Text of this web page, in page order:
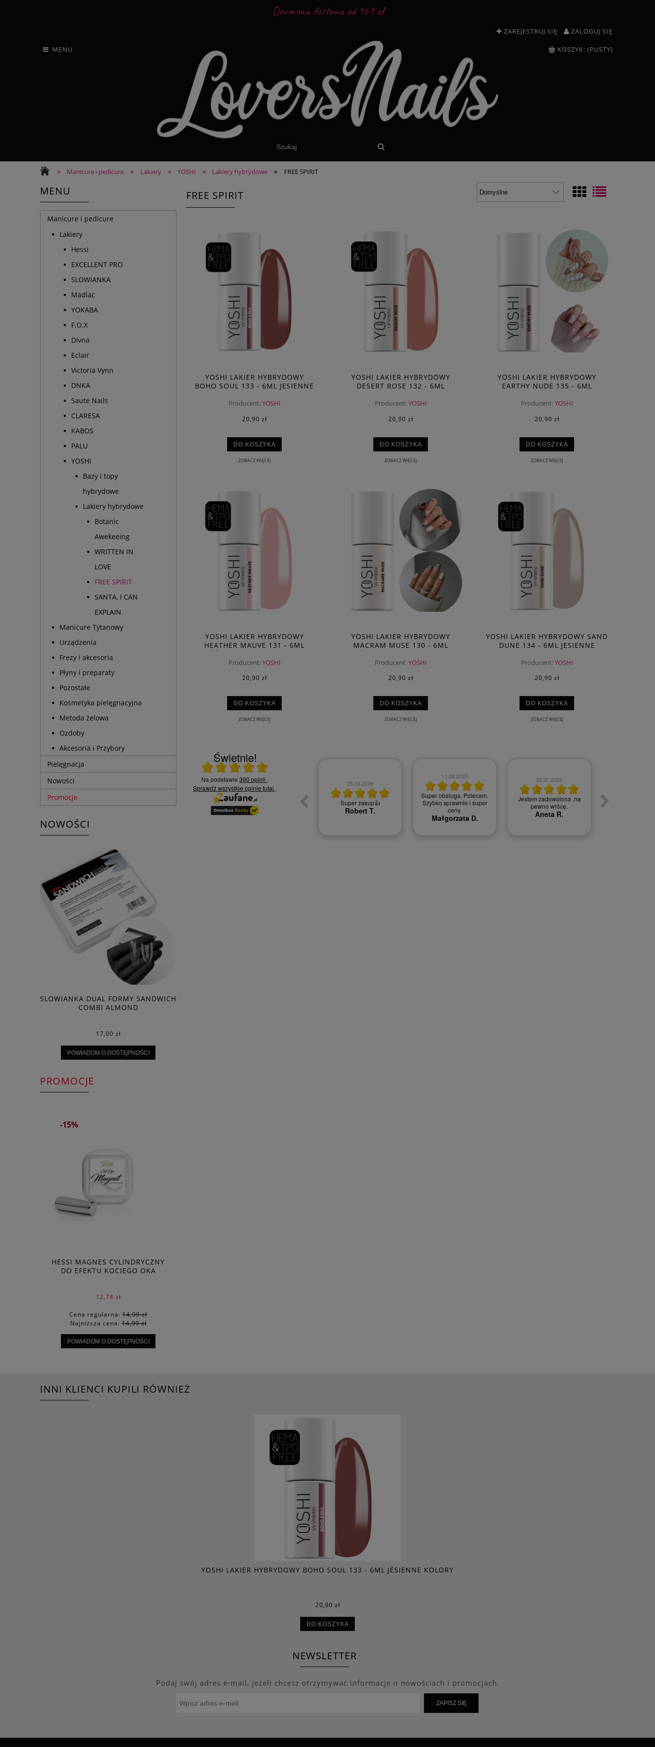
Darmowa dostawa od 169 zł
ZAREJESTRUJ SIĘ ZALOGUJ SIĘ
MENU KOSZYK: (PUSTY)
» Manicure i pedicure » Lakiery » YOSHI » Lakiery hybrydowe » FREE SPIRIT
MENU
Manicure i pedicure
Lakiery
Hessi
EXCELLENT PRO
SLOWIANKA
Madlac
YOKABA
F.O.X
Divna
Eclair
Victoria Vynn
DNKA
Saute Nails
CLARESA
KABOS
PALU
YOSHI
Bazy i topy
hybrydowe
Lakiery hybrydowe
Botanic
Awekeeing
WRITTEN IN
LOVE
FREE SPIRIT
SANTA, I CAN
EXPLAIN
Manicure Tytanowy
Urządzenia
Frezy i akcesoria
Płyny i preparaty
Pozostałe
Kosmetyka pielęgnacyjna
Metoda żelowa
Ozdoby
Akcesoria i Przybory
Pielęgnacja
Nowości
Promocje
NOWOŚCI
SLOWIANKA DUAL FORMY SANDWICH
COMBI ALMOND
17,00 zł
POWIADOM O DOSTĘPNOŚCI
PROMOCJE
-15%
HESSI MAGNES CYLINDRYCZNY
DO EFEKTU KOCIEGO OKA
12,74 zł
Cena regularna: 14,99 zł
Najniższa cena:14,99 zł
POWIADOM O DOSTĘPNOŚCI
FREE SPIRIT
YOSHI LAKIER HYBRYDOWY
BOHO SOUL 133 - 6ML JESIENNE
Producent:YOSHI
20,90 zł
DO KOSZYKA
ZOBACZ WIĘCEJ
YOSHI LAKIER HYBRYDOWY
DESERT ROSE 132 - 6ML
Producent:YOSHI
20,90 zł
DO KOSZYKA
ZOBACZ WIĘCEJ
YOSHI LAKIER HYBRYDOWY
EARTHY NUDE 135 - 6ML
Producent:YOSHI
20,90 zł
DO KOSZYKA
ZOBACZ WIĘCEJ
YOSHI LAKIER HYBRYDOWY
HEATHER MAUVE 131 - 6ML
RÓŻOWY JESIENNE KOLORY
Producent:YOSHI
20,90 zł
DO KOSZYKA
ZOBACZ WIĘCEJ
YOSHI LAKIER HYBRYDOWY
MACRAM MUSE 130 - 6ML
BEŻOWY JESIENNE KOLORY
Producent:YOSHI
20,90 zł
DO KOSZYKA
ZOBACZ WIĘCEJ
YOSHI LAKIER HYBRYDOWY SAND
DUNE 134 - 6ML JESIENNE
Producent:YOSHI
20,90 zł
DO KOSZYKA
ZOBACZ WIĘCEJ
Świetnie!
Ocena średnia 5 na 5
Na podstawie 390 opinii .
Sprawdź wszystkie opinie tutaj .
Czy jesteś zadowolony z
jakości naszych usług? -
DOROTA Ł.
zamówienia, dziękuję
10.06.2026
Czy jesteś zadowolony z
jakości naszych usług? -
Zadowolona tak polecę
Kamila S.
25.03.2026
Super zakup👍
Robert T.
11.08.2025
Super obsługa. Polecam.
Szybko sprawnie i super
ceny.
Małgorzata D.
22.07.2025
Jestem zadowolona ,na
pewno wrócę.
Aneta R.
INNI KLIENCI KUPILI RÓWNIEŻ
YOSHI LAKIER HYBRYDOWY BOHO SOUL 133 - 6ML JESIENNE KOLORY
20,90 zł
DO KOSZYKA
NEWSLETTER
Podaj swój adres e-mail, jeżeli chcesz otrzymywać informacje o nowościach i promocjach.
ZAPISZ SIĘ